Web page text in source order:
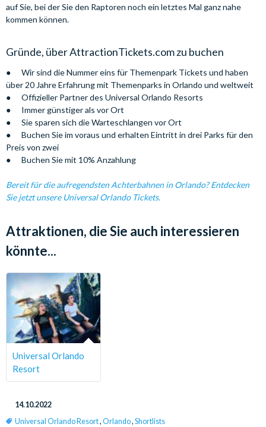
auf Sie, bei der Sie den Raptoren noch ein letztes Mal ganz nahe
kommen können.
Gründe, über AttractionTickets.com zu buchen
● Wir sind die Nummer eins für Themenpark Tickets und haben
über 20 Jahre Erfahrung mit Themenparks in Orlando und weltweit
● Offizieller Partner des Universal Orlando Resorts
● Immer günstiger als vor Ort
● Sie sparen sich die Warteschlangen vor Ort
● Buchen Sie im voraus und erhalten Eintritt in drei Parks für den
Preis von zwei
● Buchen Sie mit 10% Anzahlung
Bereit für die aufregendsten Achterbahnen in Orlando? Entdecken
Sie jetzt unsere Universal Orlando Tickets.
Attraktionen, die Sie auch interessieren
könnte...
Universal Orlando
Resort
14.10.2022
Universal Orlando Resort, Orlando, Shortlists